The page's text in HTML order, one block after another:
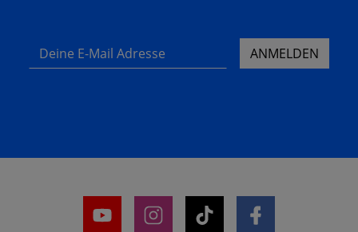
Deine E-Mail Adresse ANMELDEN